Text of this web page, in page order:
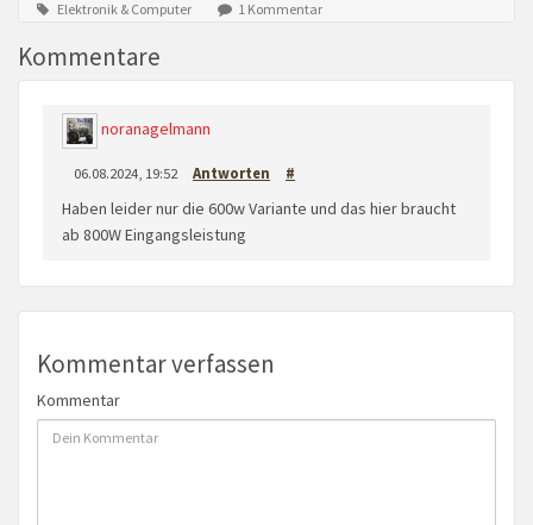
Elektronik & Computer 1 Kommentar
Kommentare
noranagelmann
06.08.2024, 19:52 Antworten #
Haben leider nur die 600w Variante und das hier braucht
ab 800W Eingangsleistung
Kommentar verfassen
Kommentar